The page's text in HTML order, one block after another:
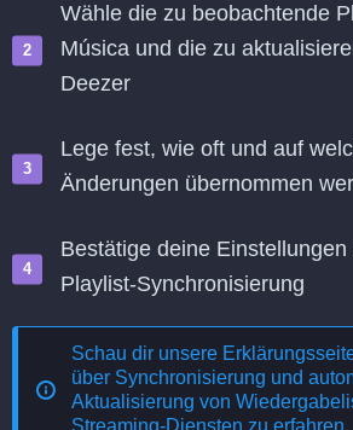
Wähle die zu beobachtende
Música und die zu
Deezer
Lege fest, wie oft und auf
Änderungen übernommen
Bestätige deine
Playlist-Synchronisierung
Schau dir unsere
über Synchronisierung und
Aktualisierung von
Streaming-Diensten zu erfahren.